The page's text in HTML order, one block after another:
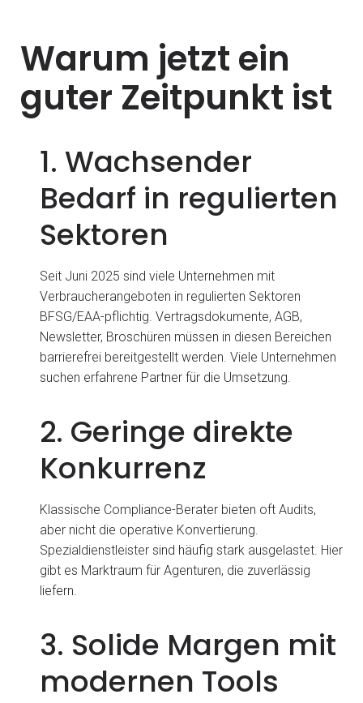
Warum jetzt ein
guter Zeitpunkt ist
1. Wachsender
Bedarf in regulierten
Sektoren
Seit Juni 2025 sind viele Unternehmen mit
Verbraucherangeboten in regulierten Sektoren
BFSG/EAA-pflichtig. Vertragsdokumente, AGB,
Newsletter, Broschüren müssen in diesen Bereichen
barrierefrei bereitgestellt werden. Viele Unternehmen
suchen erfahrene Partner für die Umsetzung.
2. Geringe direkte
Konkurrenz
Klassische Compliance-Berater bieten oft Audits,
aber nicht die operative Konvertierung.
Spezialdienstleister sind häufig stark ausgelastet. Hier
gibt es Marktraum für Agenturen, die zuverlässig
liefern.
3. Solide Margen mit
modernen Tools